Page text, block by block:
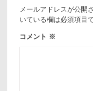
メールアドレスが公開
いている欄は必須項目
コメント ※